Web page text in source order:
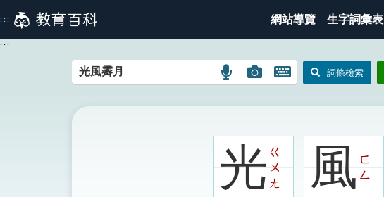
到
主
::: 網站導覽 生字詞彙表
:::
語
搜
圖
示
圖
搜
圖
示
開
鍵
圖
詞條檢索
光ㄍ
ㄨ
ㄤ
風ㄈ
ㄥ